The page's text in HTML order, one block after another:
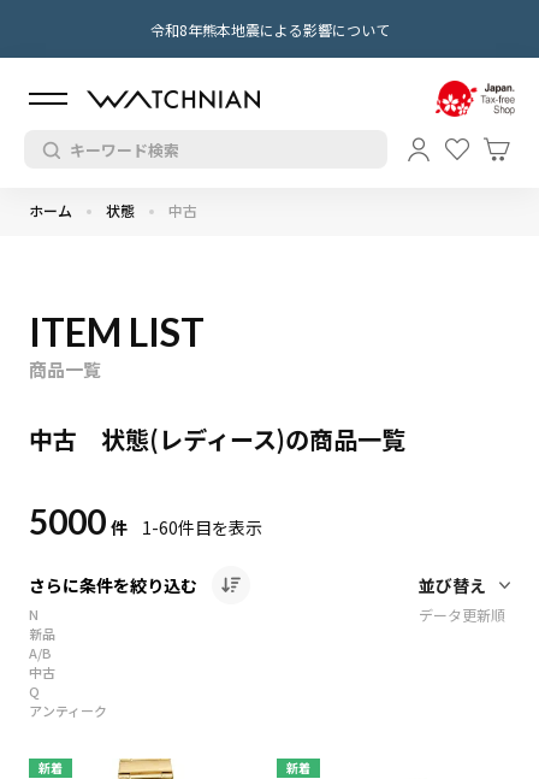
令和8年熊本地震による影響について
ホーム 状態 中古
ITEM LIST
商品一覧
中古 状態(レディース)の商品一覧
5000 件 1-60件目を表示
さらに条件を絞り込む
N
新品
A/B
中古
Q
アンティーク
データ更新順
新着 新着